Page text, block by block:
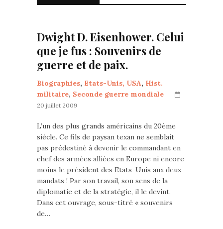
Dwight D. Eisenhower. Celui
que je fus : Souvenirs de
guerre et de paix.
Biographies, Etats-Unis, USA, Hist.
militaire, Seconde guerre mondiale
20 juillet 2009
L’un des plus grands américains du 20ème
siècle. Ce fils de paysan texan ne semblait
pas prédestiné à devenir le commandant en
chef des armées alliées en Europe ni encore
moins le président des Etats-Unis aux deux
mandats ! Par son travail, son sens de la
diplomatie et de la stratégie, il le devint.
Dans cet ouvrage, sous-titré « souvenirs
de…